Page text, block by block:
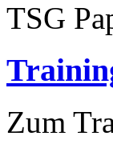
TSG
Zum